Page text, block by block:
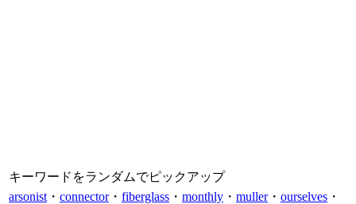
キーワードをランダムでピックアップ
arsonist ・ connector・ fiberglass ・ monthly ・ muller・ ourselves ・